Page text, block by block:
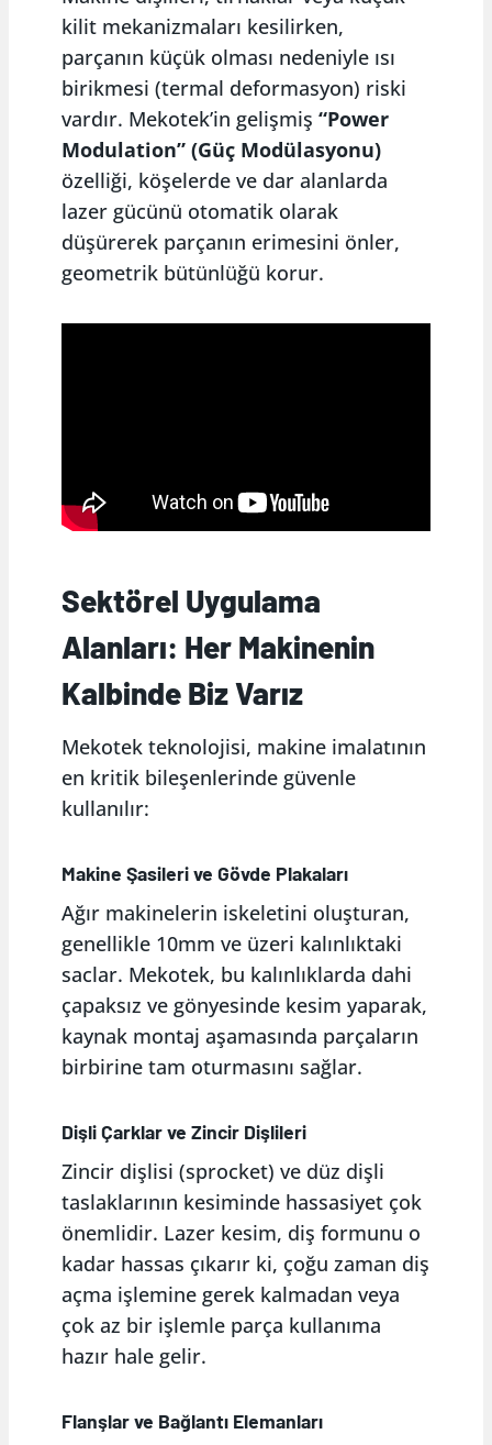
kilit mekanizmaları kesilirken,
parçanın küçük olması nedeniyle ısı
birikmesi (termal deformasyon) riski
vardır. Mekotek’in gelişmiş “Power
Modulation” (Güç Modülasyonu)
özelliği, köşelerde ve dar alanlarda
lazer gücünü otomatik olarak
düşürerek parçanın erimesini önler,
geometrik bütünlüğü korur.
Sektörel Uygulama
Alanları: Her Makinenin
Kalbinde Biz Varız
Mekotek teknolojisi, makine imalatının
en kritik bileşenlerinde güvenle
kullanılır:
Makine Şasileri ve Gövde Plakaları
Ağır makinelerin iskeletini oluşturan,
genellikle 10mm ve üzeri kalınlıktaki
saclar. Mekotek, bu kalınlıklarda dahi
çapaksız ve gönyesinde kesim yaparak,
kaynak montaj aşamasında parçaların
birbirine tam oturmasını sağlar.
Dişli Çarklar ve Zincir Dişlileri
Zincir dişlisi (sprocket) ve düz dişli
taslaklarının kesiminde hassasiyet çok
önemlidir. Lazer kesim, diş formunu o
kadar hassas çıkarır ki, çoğu zaman diş
açma işlemine gerek kalmadan veya
çok az bir işlemle parça kullanıma
hazır hale gelir.
Flanşlar ve Bağlantı Elemanları